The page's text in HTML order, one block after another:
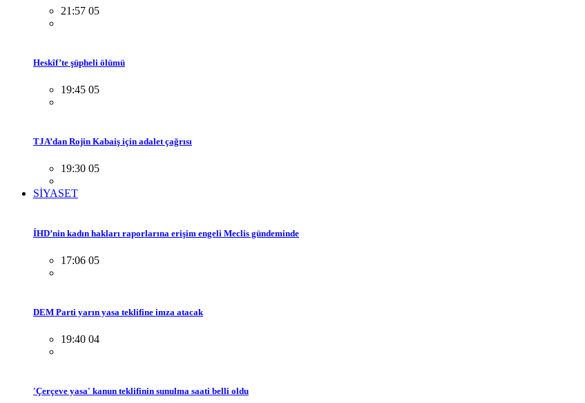
21:57 05
Heskîf’te şüpheli ölümü
19:45 05
TJA’dan Rojin Kabaiş için adalet çağrısı
19:30 05
SİYASET
İHD’nin kadın hakları raporlarına erişim engeli Meclis gündeminde
17:06 05
DEM Parti yarın yasa teklifine imza atacak
19:40 04
'Çerçeve yasa' kanun teklifinin sunulma saati belli oldu